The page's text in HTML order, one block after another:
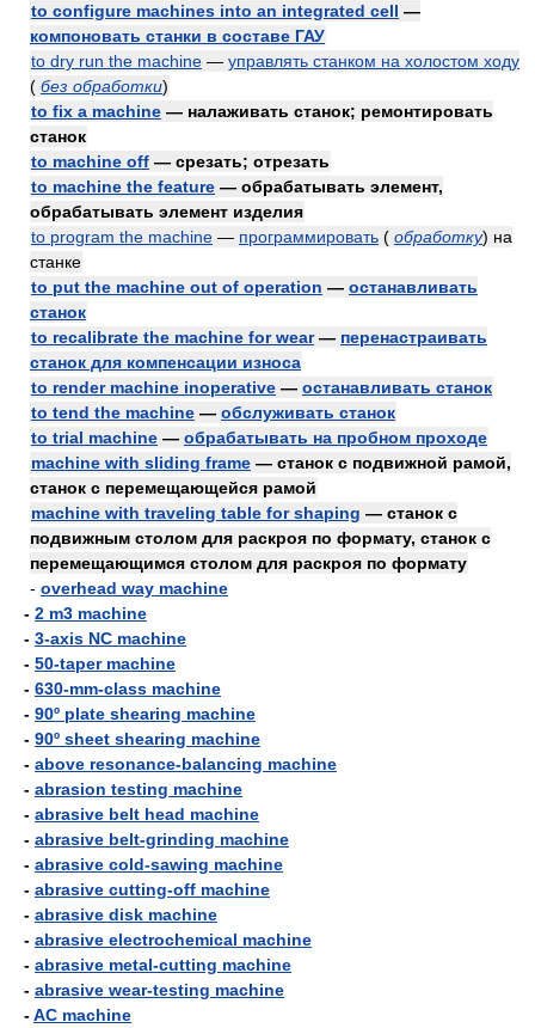
to configure machines into an integrated cell —
компоновать станки в составе ГАУ
to dry run the machine — управлять станком на холостом ходу
( без обработки)
to fix a machine — налаживать станок; ремонтировать
станок
to machine off — срезать; отрезать
to machine the feature — обрабатывать элемент,
обрабатывать элемент изделия
to program the machine — программировать ( обработку) на
станке
to put the machine out of operation — останавливать
станок
to recalibrate the machine for wear— перенастраивать
станок для компенсации износа
to render machine inoperative — останавливать станок
to tend the machine — обслуживать станок
to trial machine — обрабатывать на пробном проходе
machine with sliding frame — станок с подвижной рамой,
станок с перемещающейся рамой
machine with traveling table for shaping — станок с
подвижным столом для раскроя по формату, станок с
перемещающимся столом для раскроя по формату
- overhead way machine
- 2 m3 machine
- 3-axis NC machine
- 50-taper machine
- 630-mm-class machine
- 90º plate shearing machine
- 90º sheet shearing machine
- above resonance-balancing machine
- abrasion testing machine
- abrasive belt head machine
- abrasive belt-grinding machine
- abrasive cold-sawing machine
- abrasive cutting-off machine
- abrasive disk machine
- abrasive electrochemical machine
- abrasive metal-cutting machine
- abrasive wear-testing machine
-AC machine